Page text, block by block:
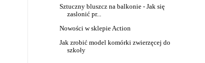
Sztuczny bluszcz na balkonie - Jak się
zaslonić pr...
Nowości w sklepie Action
Jak zrobić model komórki zwierzęcej do
szkoły